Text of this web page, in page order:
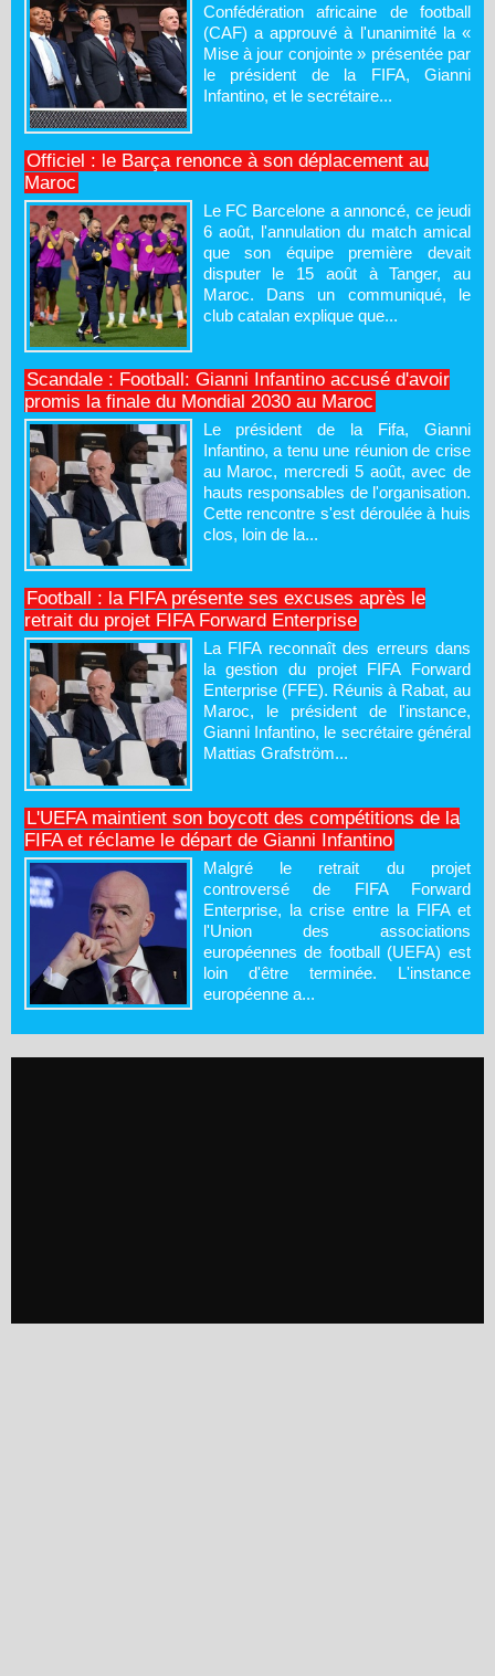
Confédération africaine de football
(CAF) a approuvé à l'unanimité la «
Mise à jour conjointe » présentée par
le président de la FIFA, Gianni
Infantino, et le secrétaire...
Officiel : le Barça renonce à son déplacement au
Maroc
Le FC Barcelone a annoncé, ce jeudi
6 août, l'annulation du match amical
que son équipe première devait
disputer le 15 août à Tanger, au
Maroc. Dans un communiqué, le
club catalan explique que...
Scandale : Football: Gianni Infantino accusé d'avoir
promis la finale du Mondial 2030 au Maroc
Le président de la Fifa, Gianni
Infantino, a tenu une réunion de crise
au Maroc, mercredi 5 août, avec de
hauts responsables de l'organisation.
Cette rencontre s'est déroulée à huis
clos, loin de la...
Football : la FIFA présente ses excuses après le
retrait du projet FIFA Forward Enterprise
La FIFA reconnaît des erreurs dans
la gestion du projet FIFA Forward
Enterprise (FFE). Réunis à Rabat, au
Maroc, le président de l'instance,
Gianni Infantino, le secrétaire général
Mattias Grafström...
L'UEFA maintient son boycott des compétitions de la
FIFA et réclame le départ de Gianni Infantino
Malgré le retrait du projet
controversé de FIFA Forward
Enterprise, la crise entre la FIFA et
l'Union des associations
européennes de football (UEFA) est
loin d'être terminée. L'instance
européenne a...